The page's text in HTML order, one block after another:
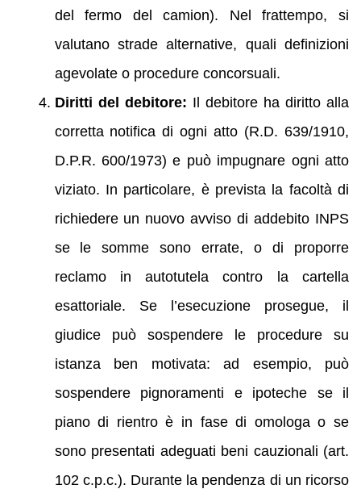
del fermo del camion). Nel frattempo, si
valutano strade alternative, quali definizioni
agevolate o procedure concorsuali.
Diritti del debitore: Il debitore ha diritto alla
corretta notifica di ogni atto (R.D. 639/1910,
D.P.R. 600/1973) e può impugnare ogni atto
viziato. In particolare, è prevista la facoltà di
richiedere un nuovo avviso di addebito INPS
se le somme sono errate, o di proporre
reclamo in autotutela contro la cartella
esattoriale. Se l’esecuzione prosegue, il
giudice può sospendere le procedure su
istanza ben motivata: ad esempio, può
sospendere pignoramenti e ipoteche se il
piano di rientro è in fase di omologa o se
sono presentati adeguati beni cauzionali (art.
102 c.p.c.). Durante la pendenza di un ricorso